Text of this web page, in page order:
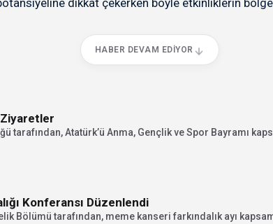
dikkat çekerken böyle etkinliklerin
HABER DEVAM EDIYOR
Ziyaretler
tarafından, Atatürk’ü Anma, Gençlik ve Spor Bayramı
Konferansı Düzenlendi
Bölümü tarafından, meme kanseri farkındalık ayı